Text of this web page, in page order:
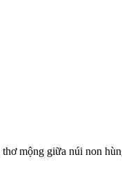
mộng giữa núi non